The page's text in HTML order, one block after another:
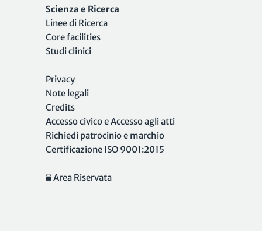
Scienza e Ricerca
Linee di Ricerca
Core facilities
Studi clinici
Privacy
Note legali
Credits
Accesso civico e Accesso agli atti
Richiedi patrocinio e marchio
Certificazione ISO 9001:2015
Area Riservata